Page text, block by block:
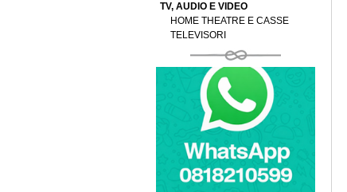
TV, AUDIO E VIDEO
HOME THEATRE E CASSE
TELEVISORI